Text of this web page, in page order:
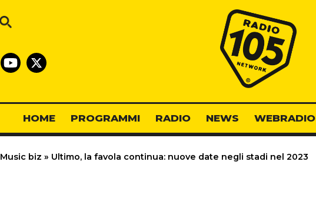
Radio 105
HOME PROGRAMMI RADIO NEWS WEBRADIO
Music biz » Ultimo, la favola continua: nuove date negli stadi nel 2023